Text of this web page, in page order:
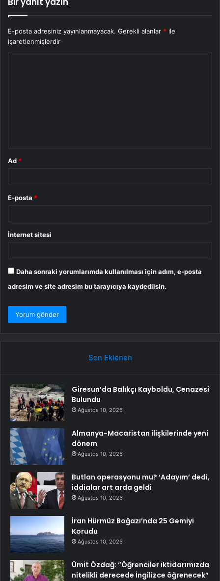
E-posta adresiniz yayınlanmayacak. Gerekli alanlar * ile
işaretlenmişlerdir
Ad *
E-posta *
İnternet sitesi
Daha sonraki yorumlarımda kullanılması için adım, e-posta
adresim ve site adresim bu tarayıcıya kaydedilsin.
Son Eklenen
Giresun’da Balıkçı Kayboldu, Cenazesi
Bulundu
Ağustos 10, 2026
Almanya-Macaristan ilişkilerinde yeni
dönem
Ağustos 10, 2026
Butlan operasyonu mu? ‘Adayım’ dedi,
iddialar art arda geldi
Ağustos 10, 2026
İran Hürmüz Boğazı’nda 25 Gemiyi
Korudu
Ağustos 10, 2026
Ümit Özdağ: “Öğrenciler iktidarımızda
nitelikli derecede İngilizce öğrenecek”